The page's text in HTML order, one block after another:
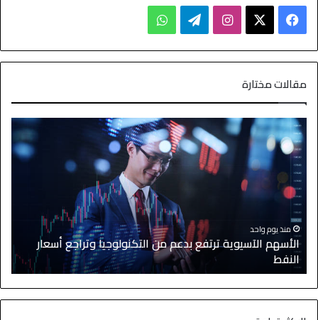
مقالات مختارة
منذ يوم واحد
الأسهم الآسيوية ترتفع بدعم من التكنولوجيا وتراجع أسعار
النفط